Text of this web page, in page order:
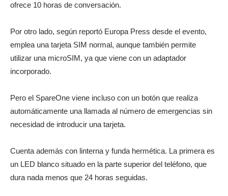
ofrece 10 horas de conversación.
Por otro lado, según reportó Europa Press desde el evento,
emplea una tarjeta SIM normal, aunque también permite
utilizar una microSIM, ya que viene con un adaptador
incorporado.
Pero el SpareOne viene incluso con un botón que realiza
automáticamente una llamada al número de emergencias sin
necesidad de introducir una tarjeta.
Cuenta además con linterna y funda hermética. La primera es
un LED blanco situado en la parte superior del teléfono, que
dura nada menos que 24 horas seguidas.